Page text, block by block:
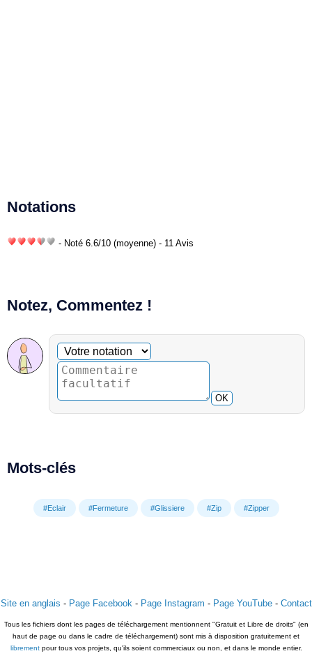
Notations
- Noté 6.6/10 (moyenne) - 11 Avis
Notez, Commentez !
Commentaire facultatif
Votre notation
OK
Mots-clés
#Eclair #Fermeture #Glissiere #Zip #Zipper
Site en anglais - Page Facebook - Page Instagram - Page YouTube- Contact
Tous les fichiers dont les pages de téléchargement mentionnent "Gratuit et Libre de droits" (en
haut de page ou dans le cadre de téléchargement) sont mis à disposition gratuitement et
librementpour tous vos projets, qu'ils soient commerciaux ou non, et dans le monde entier.